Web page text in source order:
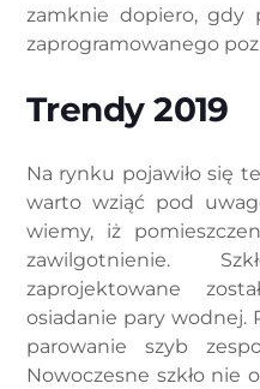
zamknie dopiero, gdy
zaprogramowanego
Trendy 2019
Na rynku pojawiło się
warto wziąć pod
wiemy, iż
zawilgotnienie.
zaprojektowane
osiadanie pary wodnej.
parowanie szyb
Nowoczesne szkło nie